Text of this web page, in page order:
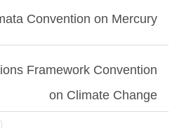
Convention on Mercury
Framework Convention
on Climate Change